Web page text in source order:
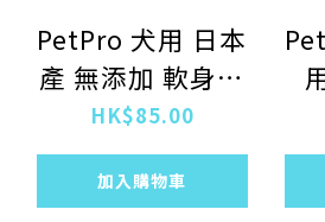
PetPro 犬用 日本
產 無添加 軟身牛
肉乾 85g
HK$85.00
加入購物車